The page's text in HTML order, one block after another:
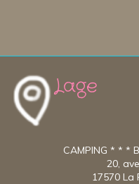
Lage
CAMPING * * *
20,
17570 La